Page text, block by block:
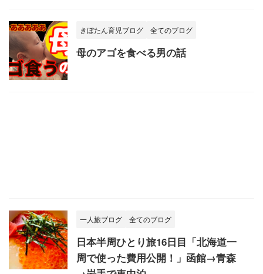
きぼたん育児ブログ 全てのブログ
母のアゴを食べる男の話
一人旅ブログ 全てのブログ
日本半周ひとり旅16日目「北海道一
周で使った費用公開！」函館→青森